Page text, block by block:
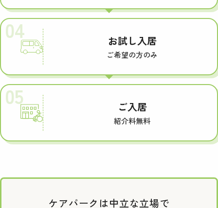
04 お試し入居
ご希望の方のみ
05 ご入居
紹介料無料
ケアパークは中立な立場で